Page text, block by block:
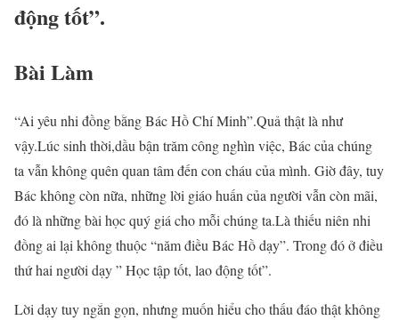
động tốt”.
Bài Làm
“Ai yêu nhi đồng bằng Bác Hồ Chí Minh”.Quả thật là như
vậy.Lúc sinh thời,dầu bận trăm công nghìn việc, Bác của chúng
ta vẫn không quên quan tâm đến con cháu của mình. Giờ đây, tuy
Bác không còn nữa, những lời giáo huấn của người vẫn còn mãi,
đó là những bài học quý giá cho mỗi chúng ta.Là thiếu niên nhi
đồng ai lại không thuộc “năm điều Bác Hồ dạy”. Trong đó ở điều
thứ hai người dạy ” Học tập tốt, lao động tốt”.
Lời dạy tuy ngắn gọn, nhưng muốn hiểu cho thấu đáo thật không